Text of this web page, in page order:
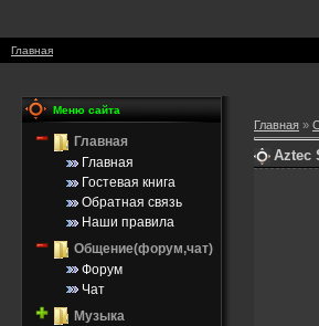
Главная
Меню сайта
Главная
Главная
Гостевая книга
Обратная связь
Наши правила
Общение(форум,чат)
Форум
Чат
Музыка
Главная »
Aztec